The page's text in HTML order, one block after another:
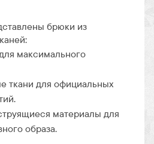
брюки из
максимального
ткани для официальных
материалы для
образа.